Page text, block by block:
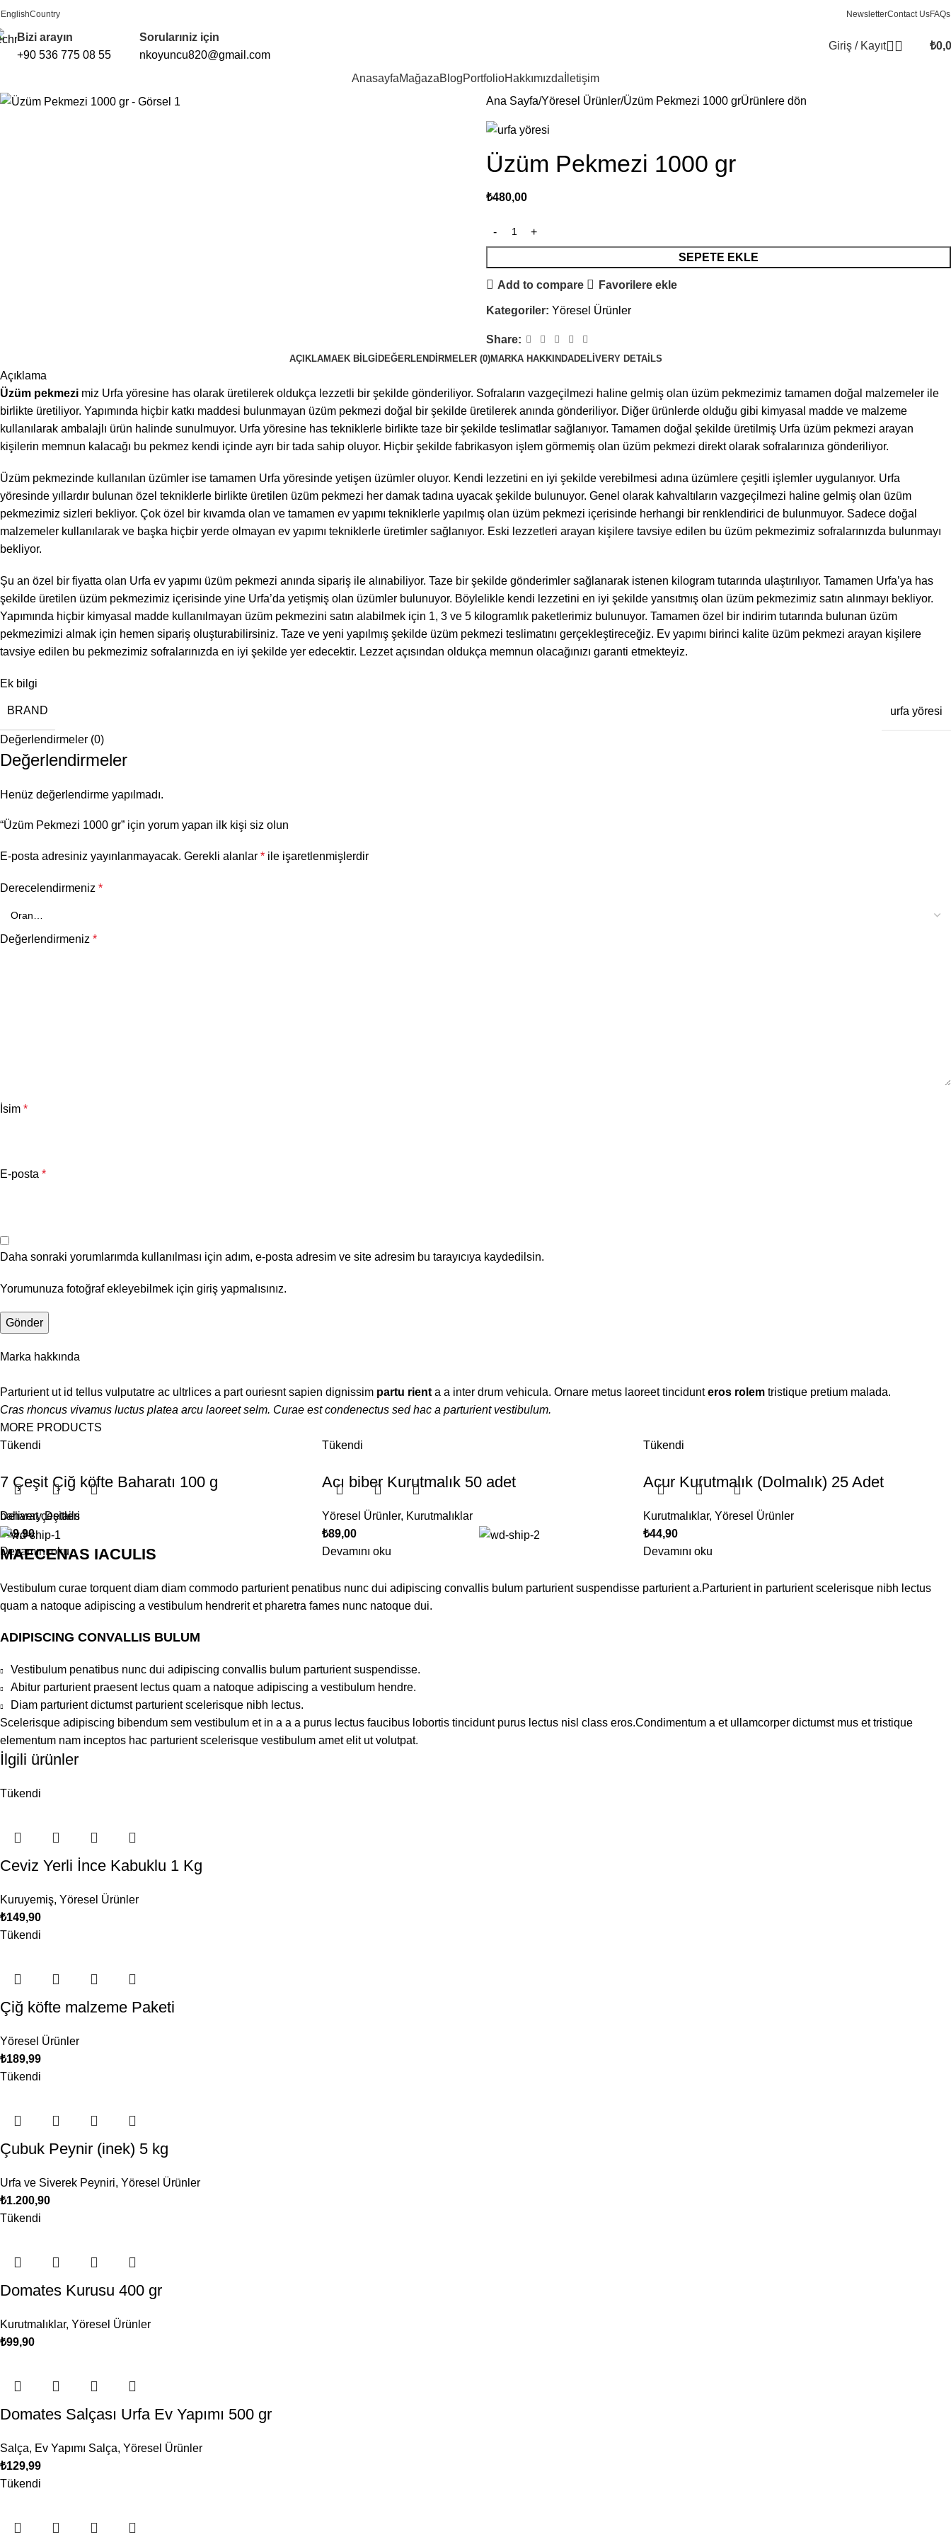
EnglishCountry NewsletterContact UsFAQs
Bizi arayın
+90 536 775 08 55
Sorularıniz için
nkoyuncu820@gmail.com
Giriş / Kayıt ₺
AnasayfaMağazaBlogPortfolioHakkımızda İletişim
Ana Sayfa Yöresel Ürünler Üzüm Pekmezi 1000 grÜrünlere dön
Üzüm Pekmezi 1000 gr
₺480,00
SEPETE EKLE
Add to compare Favorilere ekle
Kategoriler: Yöresel Ürünler
Share:
AÇIKLAMAEK BILGI DEĞERLENDIRMELER (0)MARKA HAKKINDADELIVERY DETAILS
Açıklama
Üzüm pekmezi miz Urfa yöresine has olarak üretilerek oldukça lezzetli bir şekilde gönderiliyor. Sofraların vazgeçilmezi haline gelmiş olan üzüm pekmezimiz tamamen doğal malzemeler ile
birlikte üretiliyor. Yapımında hiçbir katkı maddesi bulunmayan üzüm pekmezi doğal bir şekilde üretilerek anında gönderiliyor. Diğer ürünlerde olduğu gibi kimyasal madde ve malzeme
kullanılarak ambalajlı ürün halinde sunulmuyor. Urfa yöresine has tekniklerle birlikte taze bir şekilde teslimatlar sağlanıyor. Tamamen doğal şekilde üretilmiş Urfa üzüm pekmezi arayan
kişilerin memnun kalacağı bu pekmez kendi içinde ayrı bir tada sahip oluyor. Hiçbir şekilde fabrikasyon işlem görmemiş olan üzüm pekmezi direkt olarak sofralarınıza gönderiliyor.
Üzüm pekmezinde kullanılan üzümler ise tamamen Urfa yöresinde yetişen üzümler oluyor. Kendi lezzetini en iyi şekilde verebilmesi adına üzümlere çeşitli işlemler uygulanıyor. Urfa
yöresinde yıllardır bulunan özel tekniklerle birlikte üretilen üzüm pekmezi her damak tadına uyacak şekilde bulunuyor. Genel olarak kahvaltıların vazgeçilmezi haline gelmiş olan üzüm
pekmezimiz sizleri bekliyor. Çok özel bir kıvamda olan ve tamamen ev yapımı tekniklerle yapılmış olan üzüm pekmezi içerisinde herhangi bir renklendirici de bulunmuyor. Sadece doğal
malzemeler kullanılarak ve başka hiçbir yerde olmayan ev yapımı tekniklerle üretimler sağlanıyor. Eski lezzetleri arayan kişilere tavsiye edilen bu üzüm pekmezimiz sofralarınızda bulunmayı
bekliyor.
Şu an özel bir fiyatta olan Urfa ev yapımı üzüm pekmezi anında sipariş ile alınabiliyor. Taze bir şekilde gönderimler sağlanarak istenen kilogram tutarında ulaştırılıyor. Tamamen Urfa’ya has
şekilde üretilen üzüm pekmezimiz içerisinde yine Urfa’da yetişmiş olan üzümler bulunuyor. Böylelikle kendi lezzetini en iyi şekilde yansıtmış olan üzüm pekmezimiz satın alınmayı bekliyor.
Yapımında hiçbir kimyasal madde kullanılmayan üzüm pekmezini satın alabilmek için 1, 3 ve 5 kilogramlık paketlerimiz bulunuyor. Tamamen özel bir indirim tutarında bulunan üzüm
pekmezimizi almak için hemen sipariş oluşturabilirsiniz. Taze ve yeni yapılmış şekilde üzüm pekmezi teslimatını gerçekleştireceğiz. Ev yapımı birinci kalite üzüm pekmezi arayan kişilere
tavsiye edilen bu pekmezimiz sofralarınızda en iyi şekilde yer edecektir. Lezzet açısından oldukça memnun olacağınızı garanti etmekteyiz.
Ek bilgi
BRAND urfa yöresi
Değerlendirmeler (0)
Değerlendirmeler
Henüz değerlendirme yapılmadı.
“Üzüm Pekmezi 1000 gr” için yorum yapan ilk kişi siz olun
E-posta adresiniz yayınlanmayacak. Gerekli alanlar * ile işaretlenmişlerdir
Derecelendirmeniz *
Değerlendirmeniz *
İsim *
E-posta *
Daha sonraki yorumlarımda kullanılması için adım, e-posta adresim ve site adresim bu tarayıcıya kaydedilsin.
Yorumunuza fotoğraf ekleyebilmek için giriş yapmalısınız.
Marka hakkında
Parturient ut id tellus vulputatre ac ultrlices a part ouriesnt sapien dignissim partu rient a a inter drum vehicula. Ornare metus laoreet tincidunteros rolem tristique pretium malada.
Cras rhoncus vivamus luctus platea arcu laoreet selm. Curae est condenectus sed hac a parturient vestibulum.
MORE PRODUCTS
Tükendi
7 Çeşit Çiğ köfte Baharatı 100 g
baharat çeşitleri
₺49,90
Devamını oku
Tükendi
Acı biber Kurutmalık 50 adet
Yöresel Ürünler, Kurutmalıklar
₺89,00
Devamını oku
Tükendi
Acur Kurutmalık (Dolmalık) 25 Adet
Kurutmalıklar,Yöresel Ürünler
₺44,90
Devamını oku
Delivery Details
MAECENAS IACULIS
Vestibulum curae torquent diam diam commodo parturient penatibus nunc dui adipiscing convallis bulum parturient suspendisse parturient a.Parturient in parturient scelerisque nibh lectus
quam a natoque adipiscing a vestibulum hendrerit et pharetra fames nunc natoque dui.
ADIPISCING CONVALLIS BULUM
Vestibulum penatibus nunc dui adipiscing convallis bulum parturient suspendisse.
Abitur parturient praesent lectus quam a natoque adipiscing a vestibulum hendre.
Diam parturient dictumst parturient scelerisque nibh lectus.
Scelerisque adipiscing bibendum sem vestibulum et in a a a purus lectus faucibus lobortis tincidunt purus lectus nisl class eros.Condimentum a et ullamcorper dictumst mus et tristique
elementum nam inceptos hac parturient scelerisque vestibulum amet elit ut volutpat.
İlgili ürünler
Tükendi
Ceviz Yerli İnce Kabuklu 1 Kg
Kuruyemiş, Yöresel Ürünler
₺149,90
Tükendi
Çiğ köfte malzeme Paketi
Yöresel Ürünler
₺189,99
Tükendi
Çubuk Peynir (inek) 5 kg
Urfa ve Siverek Peyniri, Yöresel Ürünler
₺1.200,90
Tükendi
Domates Kurusu 400 gr
Kurutmalıklar, Yöresel Ürünler
₺99,90
Domates Salçası Urfa Ev Yapımı 500 gr
Salça, Ev Yapımı Salça, Yöresel Ürünler
₺129,99
Tükendi